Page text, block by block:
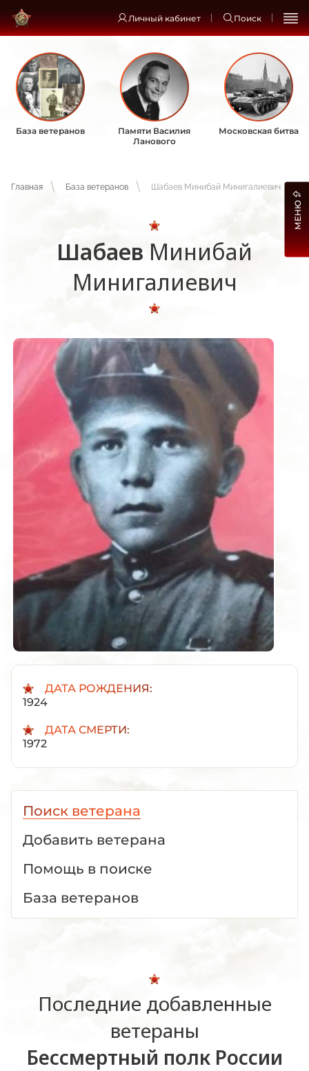
Личный кабинет Поиск
База ветеранов
Памяти Василия
Ланового
Московская битва
Главная База ветеранов Шабаев Минибай Минигалиевич
Шабаев Минибай
Минигалиевич
ДАТА РОЖДЕНИЯ:
1924
ДАТА СМЕРТИ:
1972
Поиск ветерана
Добавить ветерана
Помощь в поиске
База ветеранов
Последние добавленные
ветераны
Бессмертный полк России
МЕНЮ